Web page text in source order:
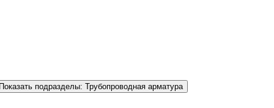
подразделы: Трубопроводная арматура